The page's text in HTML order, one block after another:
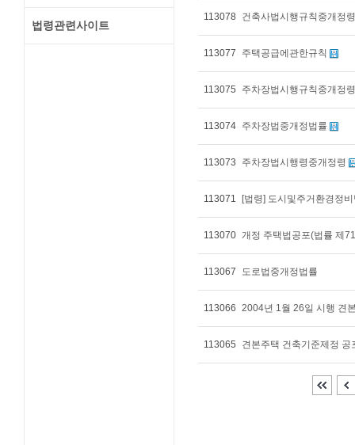
법령관련사이트
113078 건축사법시행규칙중개정령
113077 주택공급에관한규칙
113075 주차장법시행규칙중개정령
113074 주차장법중개정법률
113073 주차장법시행령중개정령
113071 [법령] 도시및주거환경정
113070 개정 주택법공포(법률 제
113067 도로법중개정법률
113066 2004년 1월 26일 시행 견
113065 견본주택 건축기준제정 공